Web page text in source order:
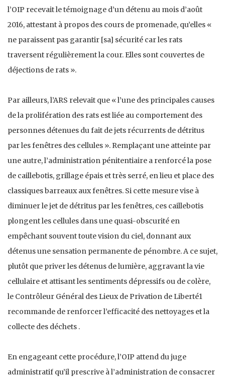
l’OIP recevait le témoignage d’un détenu au mois d’août
2016, attestant à propos des cours de promenade, qu’elles «
ne paraissent pas garantir [sa] sécurité car les rats
traversent régulièrement la cour. Elles sont couvertes de
déjections de rats ».
Par ailleurs, l’ARS relevait que « l’une des principales causes
de la prolifération des rats est liée au comportement des
personnes détenues du fait de jets récurrents de détritus
par les fenêtres des cellules ». Remplaçant une atteinte par
une autre, l’administration pénitentiaire a renforcé la pose
de caillebotis, grillage épais et très serré, en lieu et place des
classiques barreaux aux fenêtres. Si cette mesure vise à
diminuer le jet de détritus par les fenêtres, ces caillebotis
plongent les cellules dans une quasi-obscurité en
empêchant souvent toute vision du ciel, donnant aux
détenus une sensation permanente de pénombre. A ce sujet,
plutôt que priver les détenus de lumière, aggravant la vie
cellulaire et attisant les sentiments dépressifs ou de colère,
le Contrôleur Général des Lieux de Privation de Liberté1
recommande de renforcer l’efficacité des nettoyages et la
collecte des déchets .
En engageant cette procédure, l’OIP attend du juge
administratif qu’il prescrive à l’administration de consacrer